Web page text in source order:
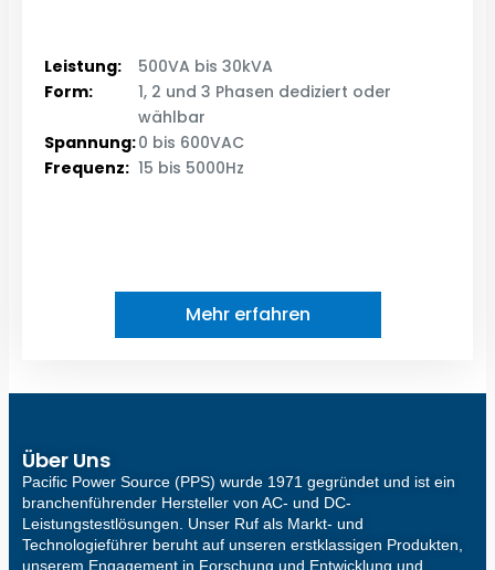
Leistung:
500VA bis 30kVA
Form:
1, 2 und 3 Phasen dediziert oder
wählbar
Spannung:0 bis 600VAC
Frequenz: 15 bis 5000Hz
Mehr erfahren
Über Uns
Pacific Power Source (PPS) wurde 1971 gegründet und ist ein
branchenführender Hersteller von AC- und DC-
Leistungstestlösungen. Unser Ruf als Markt- und
Technologieführer beruht auf unseren erstklassigen Produkten,
unserem Engagement in Forschung und Entwicklung und